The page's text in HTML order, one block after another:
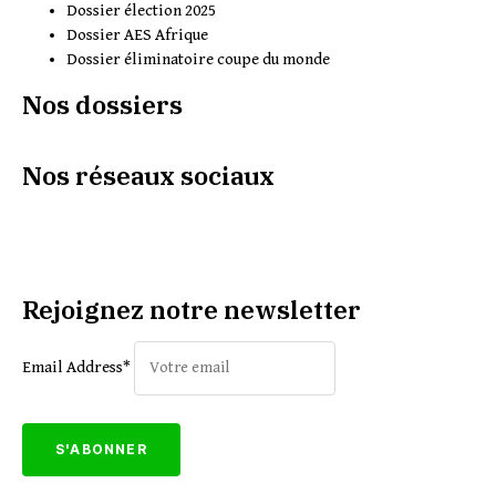
Dossier élection 2025
Dossier AES Afrique
Dossier éliminatoire coupe du monde
Nos dossiers
Nos réseaux sociaux
Rejoignez notre newsletter
Email Address*